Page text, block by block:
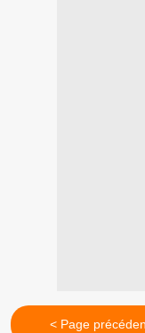
< Page